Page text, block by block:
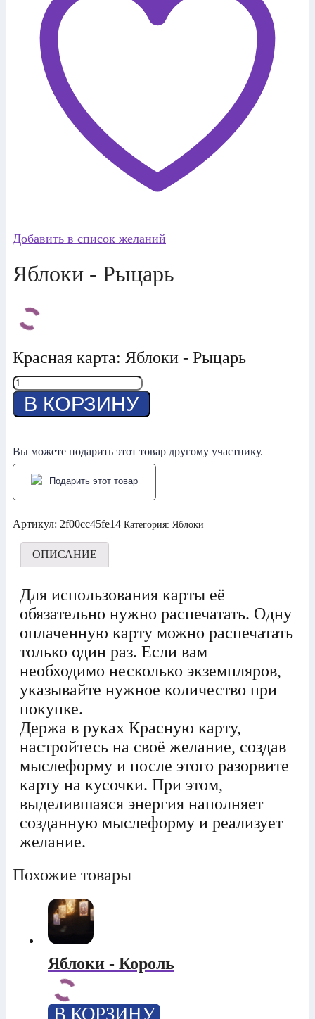
Добавить в список желаний
Яблоки - Рыцарь
Красная карта: Яблоки - Рыцарь
Количество
товара
Яблоки
-
В КОРЗИНУ
Вы можете подарить этот товар другому участнику.
Подарить этот товар
Артикул: 2f00cc45fe14 Категория: Яблоки
ОПИСАНИЕ
Для использования карты её
обязательно нужно распечатать. Одну
оплаченную карту можно распечатать
только один раз. Если вам
необходимо несколько экземпляров,
указывайте нужное количество при
покупке.
Держа в руках Красную карту,
настройтесь на своё желание, создав
мыслеформу и после этого разорвите
карту на кусочки. При этом,
выделившаяся энергия наполняет
созданную мыслеформу и реализует
желание.
Похожие товары
Яблоки - Король
В КОРЗИНУ